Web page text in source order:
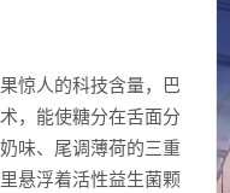
惊人的科技含量，巴
，能使糖分在舌面分
味、尾调薄荷的三重
悬浮着活性益生菌颗